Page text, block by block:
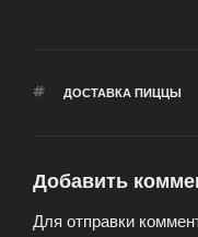
МЕТКИ
ДОСТАВКА ПИЦЦЫ
Добавить
Для отправки